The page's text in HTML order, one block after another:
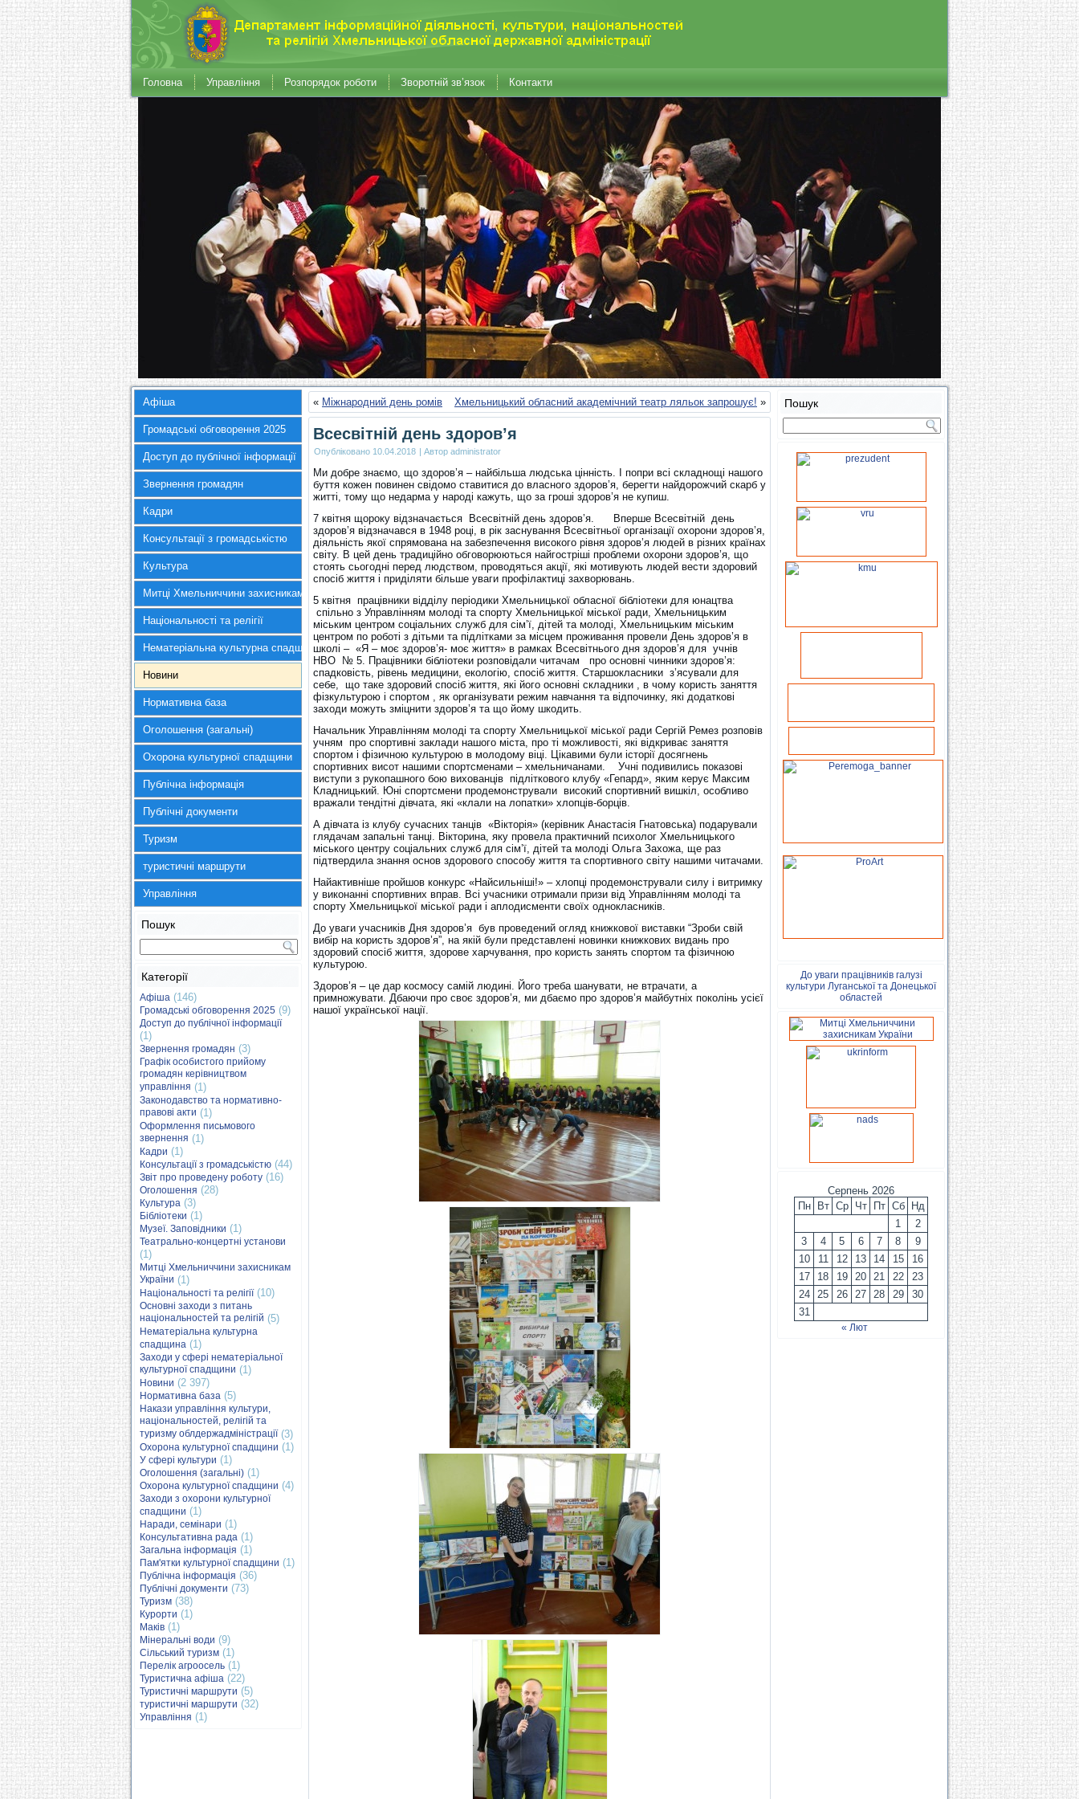
Головна Управління Розпорядок роботи Зворотній зв’язок Контакти
Афіша
Громадські обговорення 2025
Доступ до публічної інформації
Звернення громадян
Кадри
Консультації з громадськістю
Культура
Митці Хмельниччини захисникам України
Національності та релігії
Нематеріальна культурна спадщина
Новини
Нормативна база
Оголошення (загальні)
Охорона культурної спадщини
Публічна інформація
Публічні документи
Туризм
туристичні маршрути
Управління
Пошук
Категорії
Афіша (146)
Громадські обговорення 2025 (9)
Доступ до публічної інформації
(1)
Звернення громадян (3)
Графік особистого прийому
громадян керівництвом
управління (1)
Законодавство та нормативно-
правові акти (1)
Оформлення письмового
звернення (1)
Кадри (1)
Консультації з громадськістю (44)
Звіт про проведену роботу (16)
Оголошення (28)
Культура (3)
Бібліотеки (1)
Музеї. Заповідники (1)
Театрально-концертні установи
(1)
Митці Хмельниччини захисникам
України (1)
Національності та релігії(10)
Основні заходи з питань
національностей та релігій (5)
Нематеріальна культурна
спадщина (1)
Заходи у сфері нематеріальної
культурної спадщини (1)
Новини (2 397)
Нормативна база (5)
Накази управління культури,
національностей, релігій та
туризму облдержадміністрації(3)
Охорона культурної спадщини (1)
У сфері культури (1)
Оголошення (загальні) (1)
Охорона культурної спадщини (4)
Заходи з охорони культурної
спадщини (1)
Наради, семінари (1)
Консультативна рада (1)
Загальна інформація (1)
Пам'ятки культурної спадщини (1)
Публічна інформація (36)
Публічні документи (73)
Туризм (38)
Курорти (1)
Маків (1)
Мінеральні води (9)
Сільський туризм (1)
Перелік агроосель (1)
Туристична афіша (22)
Туристичні маршрути (5)
туристичні маршрути (32)
Управління (1)
« Міжнародний день ромів Хмельницький обласний академічний театр ляльок запрошує! »
Всесвітній день здоров’я
Опубліковано 10.04.2018 | Автор administrator
Ми добре знаємо, що здоров’я – найбільша людська цінність. І попри всі складнощі нашого
буття кожен повинен свідомо ставитися до власного здоров’я, берегти найдорожчий скарб у
житті, тому що недарма у народі кажуть, що за гроші здоров’я не купиш.
7 квітня щороку відзначається Всесвітній день здоров’я. Вперше Всесвітній день
здоров’я відзначався в 1948 році, в рік заснування Всесвітньої організації охорони здоров’я,
діяльність якої спрямована на забезпечення високого рівня здоров’я людей в різних країнах
світу. В цей день традиційно обговорюються найгостріші проблеми охорони здоров’я, що
стоять сьогодні перед людством, проводяться акції, які мотивують людей вести здоровий
спосіб життя і приділяти більше уваги профілактиці захворювань.
5 квітня працівники відділу періодики Хмельницької обласної бібліотеки для юнацтва
спільно з Управлінням молоді та спорту Хмельницької міської ради, Хмельницьким
міським центром соціальних служб для сім’ї, дітей та молоді, Хмельницьким міським
центром по роботі з дітьми та підлітками за місцем проживання провели День здоров’я в
школі – «Я – моє здоров’я- моє життя» в рамках Всесвітнього дня здоров’я для учнів
НВО № 5. Працівники бібліотеки розповідали читачам про основні чинники здоров’я:
спадковість, рівень медицини, екологію, спосіб життя. Старшокласники з’ясували для
себе, що таке здоровий спосіб життя, які його основні складники , в чому користь заняття
фізкультурою і спортом , як організувати режим навчання та відпочинку, які додаткові
заходи можуть зміцнити здоров’я та що йому шкодить.
Начальник Управлінням молоді та спорту Хмельницької міської ради Сергій Ремез розповів
учням про спортивні заклади нашого міста, про ті можливості, які відкриває заняття
спортом і фізичною культурою в молодому віці. Цікавими були історії досягнень
спортивних висот нашими спортсменами – хмельничанами. Учні подивились показові
виступи з рукопашного бою вихованців підліткового клубу «Гепард», яким керує Максим
Кладницький. Юні спортсмени продемонстрували високий спортивний вишкіл, особливо
вражали тендітні дівчата, які «клали на лопатки» хлопців-борців.
А дівчата із клубу сучасних танців «Вікторія» (керівник Анастасія Гнатовська) подарували
глядачам запальні танці. Вікторина, яку провела практичний психолог Хмельницького
міського центру соціальних служб для сім’ї, дітей та молоді Ольга Захожа, ще раз
підтвердила знання основ здорового способу життя та спортивного світу нашими читачами.
Найактивніше пройшов конкурс «Найсильніші!» – хлопці продемонстрували силу і витримку
у виконанні спортивних вправ. Всі учасники отримали призи від Управлінням молоді та
спорту Хмельницької міської ради і аплодисменти своїх однокласників.
До уваги учасників Дня здоров’я був проведений огляд книжкової виставки “Зроби свій
вибір на користь здоров’я”, на якій були представлені новинки книжкових видань про
здоровий спосіб життя, здорове харчування, про користь занять спортом та фізичною
культурою.
Здоров’я – це дар космосу самій людині. Його треба шанувати, не втрачати, а
примножувати. Дбаючи про своє здоров’я, ми дбаємо про здоров’я майбутніх поколінь усієї
нашої української нації.
Пошук
До уваги працівників галузі
культури Луганської та Донецької
областей
Серпень 2026
Пн
Вт Ср Чт Пт Сб
Нд
1
2
3
4 5 6 7 8
9
10
11 12 13 14 15
16
17
18 19 20 21 22
23
24
25 26 27 28 29
30
31
« Лют